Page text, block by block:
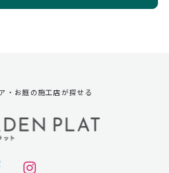
る場合を除いて、お客様の個
・お庭の施工店が探せる